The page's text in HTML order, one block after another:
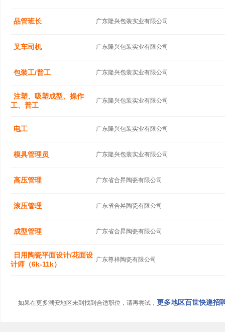
品管班长 广东隆兴包装实业有限公司
叉车司机 广东隆兴包装实业有限公司
包装工/普工 广东隆兴包装实业有限公司
注塑、吸塑成型、操作
工、普工
广东隆兴包装实业有限公司
电工 广东隆兴包装实业有限公司
模具管理员 广东隆兴包装实业有限公司
高压管理 广东省合昇陶瓷有限公司
滚压管理 广东省合昇陶瓷有限公司
成型管理 广东省合昇陶瓷有限公司
日用陶瓷平面设计/花面设
计师（6k-11k）
广东尊祥陶瓷有限公司
如果在更多潮安地区未到找到合适职位，请再尝试， 更多地区百世快递招